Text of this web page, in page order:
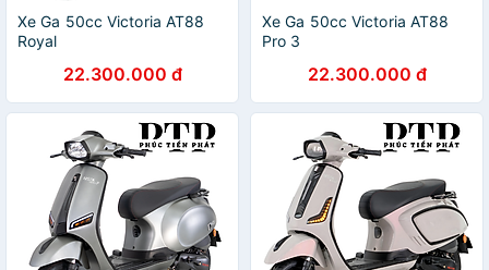
Xe Ga 50cc Victoria AT88
Royal
22.300.000 đ
Xe Ga 50cc Victoria AT88
Pro 3
22.300.000 đ